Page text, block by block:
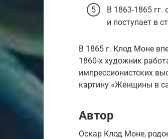
В 1863-1865 гг.
и поступает в
В 1865 г. Клод Моне
1860-х художник
импрессионистских
картину «Женщины в
Автор
Оскар Клод Моне,